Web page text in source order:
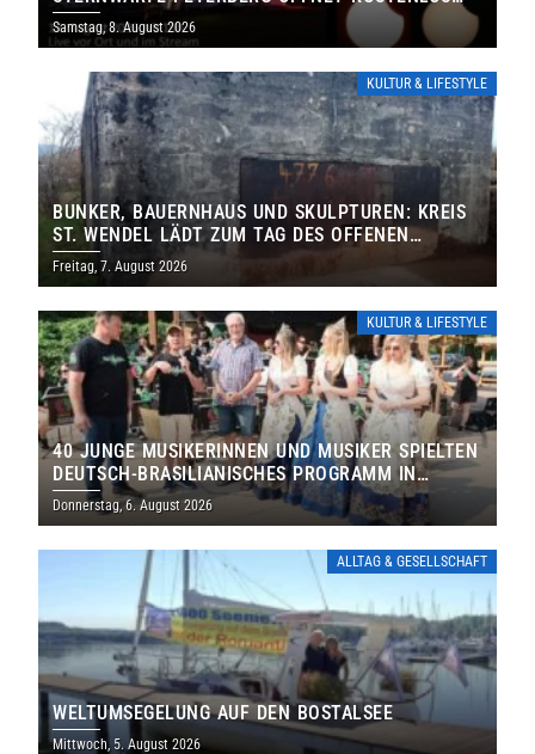
IHRE TORE
Samstag, 8. August 2026
KULTUR & LIFESTYLE
BUNKER, BAUERNHAUS UND SKULPTUREN: KREIS
ST. WENDEL LÄDT ZUM TAG DES OFFENEN
DENKMALS EIN
Freitag, 7. August 2026
KULTUR & LIFESTYLE
40 JUNGE MUSIKERINNEN UND MUSIKER SPIELTEN
DEUTSCH-BRASILIANISCHES PROGRAMM IN
THOLEY
Donnerstag, 6. August 2026
ALLTAG & GESELLSCHAFT
WELTUMSEGELUNG AUF DEN BOSTALSEE
Mittwoch, 5. August 2026